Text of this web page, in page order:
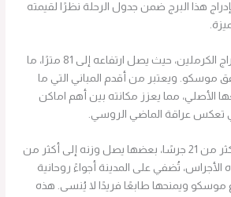
هذا البرج ضمن جدول الرحلة نظرًا لقيمته
يُعد البرج الأطول بين أبراج الكرملين، حيث يصل ارتفاعه إلى 81 مترًا، ما
موسكو. ويعتبر من أقدم المباني التي ما
الأصلي، مما يعزز مكانته بين أهم اماكن
تعكس عراقة الماضي الروسي.
يضم برج أجراس إيفان أكثر من 21 جرسًا، بعضها يصل وزنه إلى أكثر من
الأجراس، تُضفي على المدينة أجواءً روحانية
موسكو ويمنحها طابعًا فريدًا لا يُنسى. هذه